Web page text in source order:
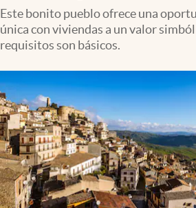
Este bonito pueblo ofrece una
única con viviendas a un valor
requisitos son básicos.